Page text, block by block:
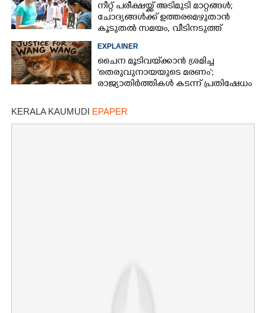
നീറ്റ് പരീക്ഷയ്ക്ക് അടിമുടി മാറ്റങ്ങൾ;
ചോദ്യങ്ങൾക്ക് ഉത്തരമെഴുതാൻ
കൂടുതൽ സമയം, വീടിനടുത്ത്
EXPLAINER
ചൈന മൂടിവയ്‌ക്കാൻ ശ്രമിച്ച
'തെരുവുനായയുടെ മരണം';
രാജ്യാതിർത്തികൾ കടന്ന് പ്രതിഷേധം
KERALA KAUMUDI EPAPER